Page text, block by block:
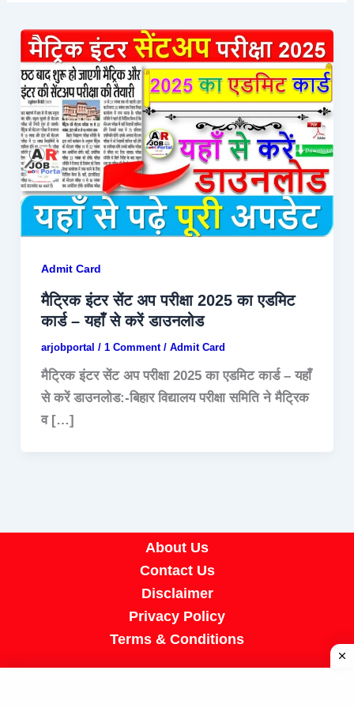
Admit Card
मैट्रिक इंटर सेंट अप परीक्षा 2025 का एडमिट
कार्ड – यहाँ से करें डाउनलोड
arjobportal / 1 Comment / Admit Card
मैट्रिक इंटर सेंट अप परीक्षा 2025 का एडमिट कार्ड – यहाँ
से करें डाउनलोड:-बिहार विद्यालय परीक्षा समिति ने मैट्रिक
व […]
About Us
Contact Us
Disclaimer
Privacy Policy
Terms & Conditions